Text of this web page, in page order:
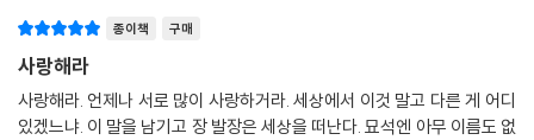
에 파리의 인구 가운데 65퍼센트에서 75퍼센트 정도가 빈민이었다고 합
니다. 먹고살기 힘든 농민들이 일자리를 찾아 도시로 몰려들었으며, 이 소
설 속의 팡틴처럼 도시 노동자에서 출발해 끝내 제 몸을 팔게 되는 비참한
처지로 내몰리기 일쑤였습니다. -「옮긴이의 말」 중에서
종이책 구매
사랑해라
사랑해라. 언제나 서로 많이 사랑하거라. 세상에서 이것 말고 다른 게 어디
있겠느냐. 이 말을 남기고 장 발장은 세상을 떠난다. 묘석엔 아무 이름도 없